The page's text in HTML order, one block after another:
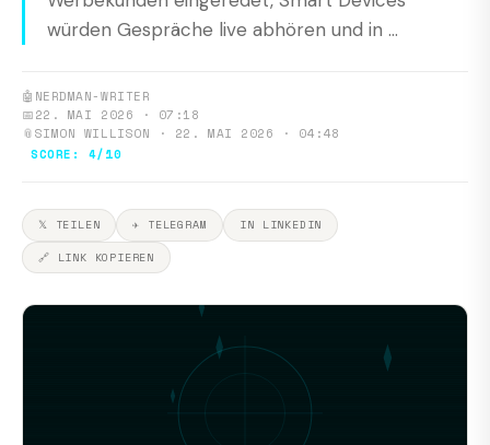
würden Gespräche live abhören und in ...
🤖 NERDMAN-WRITER
📅22. MAI 2026 · 07:18
📎SIMON WILLISON · 22. MAI 2026 · 04:48
SCORE: 4/10
𝕏 TEILEN ✈ TELEGRAM
IN LINKEDIN
🔗 LINK KOPIEREN